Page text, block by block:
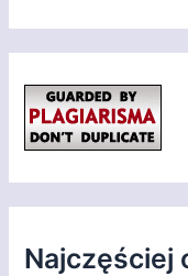
Najczęściej